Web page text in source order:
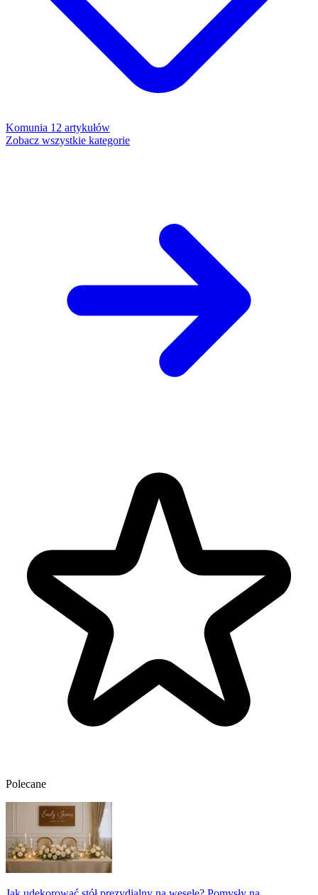
Komunia 12 artykułów
Zobacz wszystkie kategorie
Polecane